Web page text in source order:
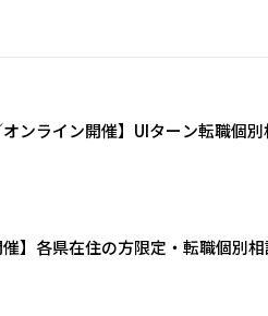
オンライン開催】UIターン転職個別
催】各県在住の方限定・転職個別